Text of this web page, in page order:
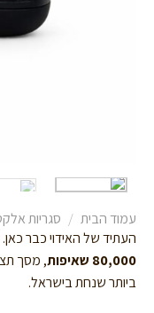
עמוד הבית / סגריות
העתיד של האידוי כבר כאן. Tesla Bar טסלה בר מטאור החדש מגיע עם
80,000 שאיפות
, מסך
ביותר שנחת בישראל.